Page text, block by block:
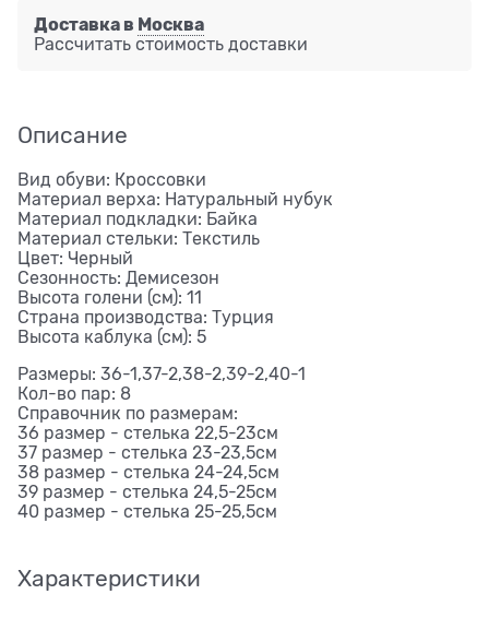
Доставка в Москва
Рассчитать стоимость доставки
Описание
Вид обуви: Кроссовки
Материал верха: Натуральный нубук
Материал подкладки: Байка
Материал стельки: Текстиль
Цвет: Черный
Сезонность: Демисезон
Высота голени (см): 11
Страна производства: Турция
Высота каблука (см): 5
Размеры: 36-1,37-2,38-2,39-2,40-1
Кол-во пар: 8
Справочник по размерам:
36 размер - стелька 22,5-23см
37 размер - стелька 23-23,5см
38 размер - стелька 24-24,5см
39 размер - стелька 24,5-25см
40 размер - стелька 25-25,5см
Характеристики